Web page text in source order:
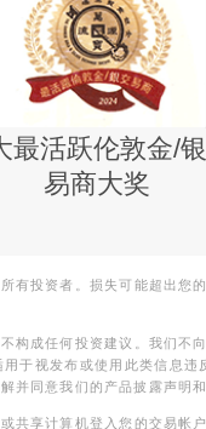
最活跃伦敦金/
易商大奖
有投资者。损失可能超出您
构成任何投资建议。我们不
于视发布或使用此类信息
并同意我们的产品披露声明
共享计算机登入您的交易帐